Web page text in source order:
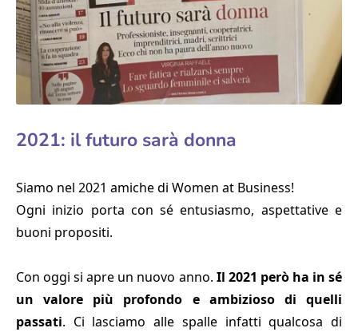
2021: il futuro sarà donna
Siamo nel 2021 amiche di Women at Business!
Ogni inizio porta con sé entusiasmo, aspettative e
buoni propositi.
Con oggi si apre un nuovo anno. Il 2021 però ha in sé
un valore più profondo e ambizioso di quelli
passati. Ci lasciamo alle spalle infatti qualcosa di